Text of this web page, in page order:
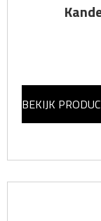
BEKIJK